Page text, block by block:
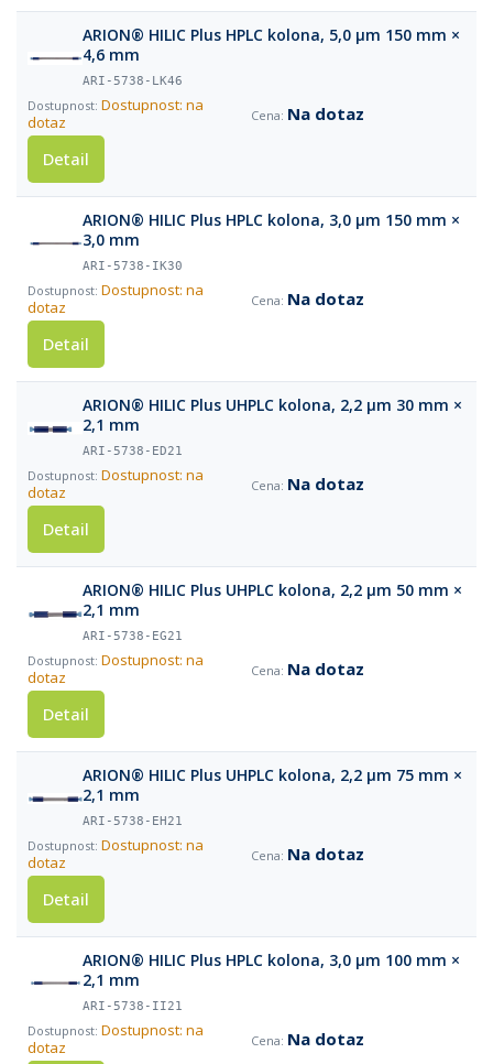
ARION® HILIC Plus HPLC kolona, 5,0 µm 150 mm ×
4,6 mm
ARI-5738-LK46
Dostupnost: na
dotaz
Na dotaz
Detail
ARION® HILIC Plus HPLC kolona, 3,0 µm 150 mm ×
3,0 mm
ARI-5738-IK30
Dostupnost: na
dotaz
Na dotaz
Detail
ARION® HILIC Plus UHPLC kolona, 2,2 µm 30 mm ×
2,1 mm
ARI-5738-ED21
Dostupnost: na
dotaz
Na dotaz
Detail
ARION® HILIC Plus UHPLC kolona, 2,2 µm 50 mm ×
2,1 mm
ARI-5738-EG21
Dostupnost: na
dotaz
Na dotaz
Detail
ARION® HILIC Plus UHPLC kolona, 2,2 µm 75 mm ×
2,1 mm
ARI-5738-EH21
Dostupnost: na
dotaz
Na dotaz
Detail
ARION® HILIC Plus HPLC kolona, 3,0 µm 100 mm ×
2,1 mm
ARI-5738-II21
Dostupnost: na
dotaz
Na dotaz